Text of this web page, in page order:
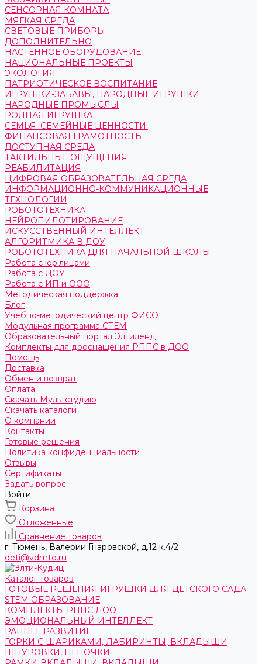
СЕНСОРНАЯ КОМНАТА
МЯГКАЯ СРЕДА
СВЕТОВЫЕ ПРИБОРЫ
ДОПОЛНИТЕЛЬНО
НАСТЕННОЕ ОБОРУДОВАНИЕ
НАЦИОНАЛЬНЫЕ ПРОЕКТЫ
ЭКОЛОГИЯ
ПАТРИОТИЧЕСКОЕ ВОСПИТАНИЕ
ИГРУШКИ-ЗАБАВЫ, НАРОДНЫЕ ИГРУШКИ
НАРОДНЫЕ ПРОМЫСЛЫ
РОДНАЯ ИГРУШКА
СЕМЬЯ. СЕМЕЙНЫЕ ЦЕННОСТИ.
ФИНАНСОВАЯ ГРАМОТНОСТЬ
ДОСТУПНАЯ СРЕДА
ТАКТИЛЬНЫЕ ОЩУЩЕНИЯ
РЕАБИЛИТАЦИЯ
ЦИФРОВАЯ ОБРАЗОВАТЕЛЬНАЯ СРЕДА
ИНФОРМАЦИОННО-КОММУНИКАЦИОННЫЕ
ТЕХНОЛОГИИ
РОБОТОТЕХНИКА
НЕЙРОПИЛОТИРОВАНИЕ
ИСКУССТВЕННЫЙ ИНТЕЛЛЕКТ
АЛГОРИТМИКА В ДОУ
РОБОТОТЕХНИКА ДЛЯ НАЧАЛЬНОЙ ШКОЛЫ
Работа с юр.лицами
Работа с ДОУ
Работа с ИП и ООО
Методическая поддержка
Блог
Учебно-методический центр ФИСО
Модульная программа СТЕМ
Образовательный портал Элтиленд
Комплекты для дооснащения РППС в ДОО
Помощь
Доставка
Обмен и возврат
Оплата
Скачать Мультстудию
Скачать каталоги
О компании
Контакты
Готовые решения
Политика конфиденциальности
Отзывы
Сертификаты
Задать вопрос
Войти
Корзина
Отложенные
Сравнение товаров
г. Тюмень, ​Валерии Гнаровской, д.12 к.4/2
deti@vdmto.ru
Каталог товаров
ГОТОВЫЕ РЕШЕНИЯ ИГРУШКИ ДЛЯ ДЕТСКОГО САДА
STEM ОБРАЗОВАНИЕ
КОМПЛЕКТЫ РППС ДОО
ЭМОЦИОНАЛЬНЫЙ ИНТЕЛЛЕКТ
РАННЕЕ РАЗВИТИЕ
ГОРКИ С ШАРИКАМИ, ЛАБИРИНТЫ, ВКЛАДЫШИ
ШНУРОВКИ, ЦЕПОЧКИ